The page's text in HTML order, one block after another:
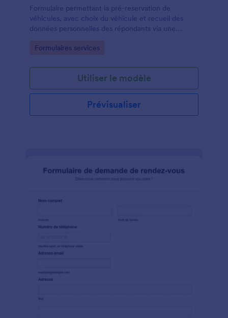
Formulaire permettant la pré-reservation de
véhicules, avec choix du véhicule et recueil des
données personnelles des répondants via une
Go to Category:
Formulaires services
Utiliser le modèle
Prévisualiser